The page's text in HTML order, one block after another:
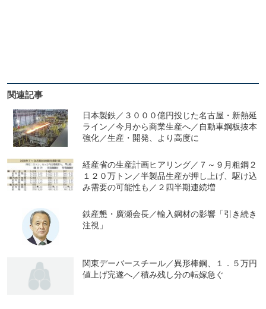
関連記事
日本製鉄／３０００億円投じた名古屋・新熱延
ライン／今月から商業生産へ／自動車鋼板抜本
強化／生産・開発、より高度に
経産省の生産計画ヒアリング／７～９月粗鋼２
１２０万トン／半製品生産が押し上げ、駆け込
み需要の可能性も／２四半期連続増
鉄産懇・廣瀬会長／輸入鋼材の影響「引き続き
注視」
関東デーバースチール／異形棒鋼、１．５万円
値上げ完遂へ／積み残し分の転嫁急ぐ